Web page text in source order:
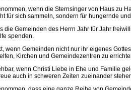
wenn die Sternsinger von Haus zu
für sich sammeln, sondern für hungernde
die Gemeinden des Herrn Jahr für Jahr
spenden.
wenn Gemeinden nicht nur ihr eigenes
Kirchen und Gemeindezentren zu
wenn Christi Liebe in Ehe und Familie
auch in schweren Zeiten zueinander